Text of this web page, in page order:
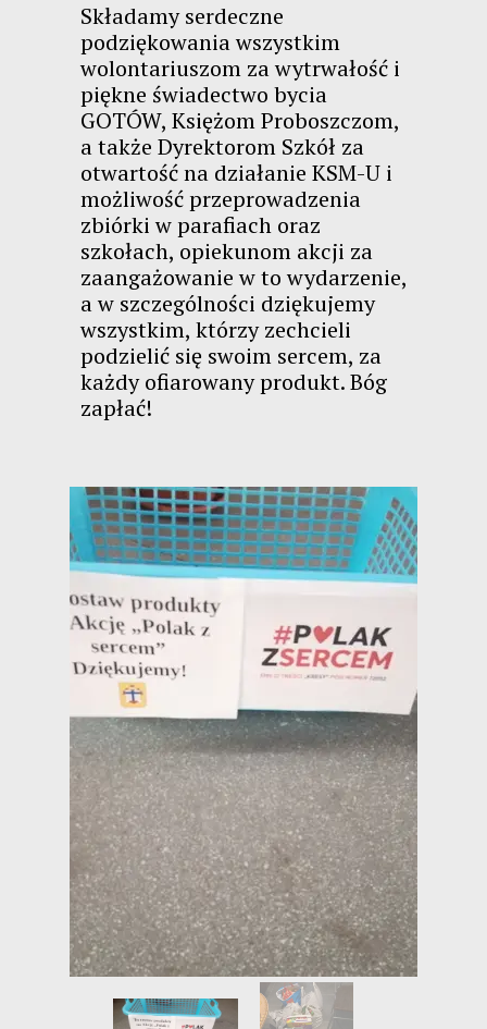
Składamy serdeczne
podziękowania wszystkim
wolontariuszom za wytrwałość i
piękne świadectwo bycia
GOTÓW, Księżom Proboszczom,
a także Dyrektorom Szkół za
otwartość na działanie KSM-U i
możliwość przeprowadzenia
zbiórki w parafiach oraz
szkołach, opiekunom akcji za
zaangażowanie w to wydarzenie,
a w szczególności dziękujemy
wszystkim, którzy zechcieli
podzielić się swoim sercem, za
każdy ofiarowany produkt. Bóg
zapłać!